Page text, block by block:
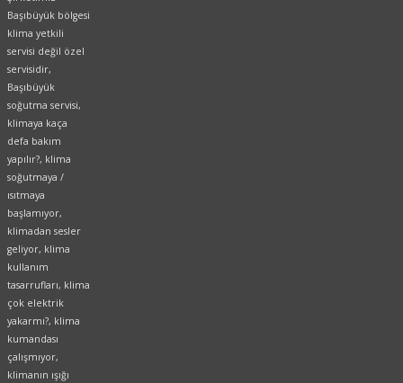
Başıbüyük bölgesi
klima yetkili
servisi değil özel
servisidir,
Başıbüyük
soğutma servisi,
klimaya kaça
defa bakım
yapılır?, klima
soğutmaya /
ısıtmaya
başlamıyor,
klimadan sesler
geliyor, klima
kullanım
tasarrufları, klima
çok elektrik
yakarmı?, klima
kumandası
çalışmıyor,
klimanın ışığı